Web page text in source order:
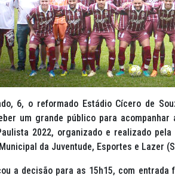
6, o reformado Estádio Cícero de
um grande público para
2022, organizado e realizado
da Juventude, Esportes e Lazer
a decisão para as 15h15, com